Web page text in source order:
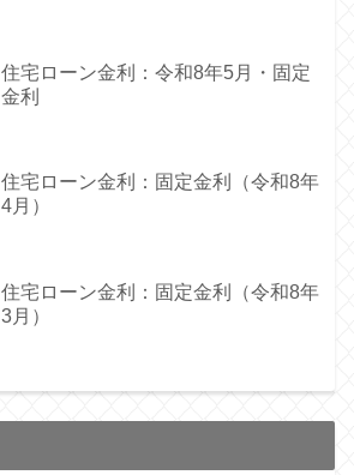
住宅ローン金利：令和8年5月・固定
金利
住宅ローン金利：固定金利（令和8年
4月）
住宅ローン金利：固定金利（令和8年
3月）